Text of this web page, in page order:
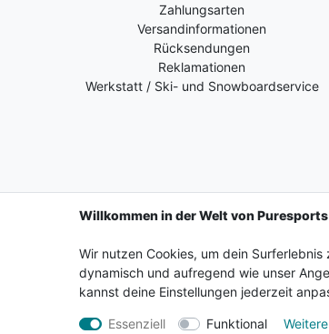
Zahlungsarten
Versandinformationen
Rücksendungen
Reklamationen
Werkstatt / Ski- und Snowboardservice
Impressum
Willkommen in der Welt von
Wir nutzen Cookies, um dein
dynamisch und aufregend wie unser
kannst deine Einstellungen jederzeit
Essenziell Funktional